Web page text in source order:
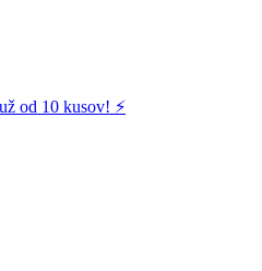
od 10 kusov! ⚡️